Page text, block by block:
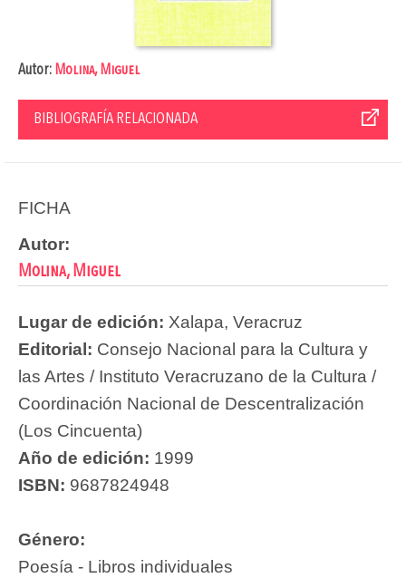
Autor: Molina, Miguel
BIBLIOGRAFÍA RELACIONADA
FICHA
Autor:
Molina, Miguel
Lugar de edición: Xalapa, Veracruz
Editorial: Consejo Nacional para la Cultura y
las Artes / Instituto Veracruzano de la Cultura /
Coordinación Nacional de Descentralización
(Los Cincuenta)
Año de edición: 1999
ISBN: 9687824948
Género:
Poesía - Libros individuales